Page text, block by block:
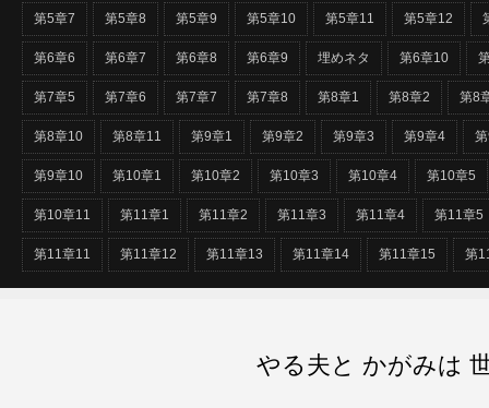
第5章7 第5章8 第5章9 第5章10 第5章11 第5章12
第6章6 第6章7 第6章8 第6章9 埋めネタ 第6章10
第7章5 第7章6 第7章7 第7章8 第8章1 第8章2 第8
第8章10 第8章11 第9章1 第9章2 第9章3 第9章4
第9章10 第10章1 第10章2 第10章3 第10章4 第10章5
第10章11 第11章1 第11章2 第11章3 第11章4 第11章5
第11章11 第11章12 第11章13 第11章14 第11章15 第
やる夫と かがみは